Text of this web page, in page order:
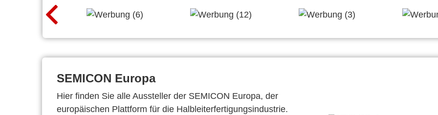
SEMICON Europa
Hier finden Sie alle Aussteller der SEMICON Europa, der
europäischen Plattform für die Halbleiterfertigungsindustrie.